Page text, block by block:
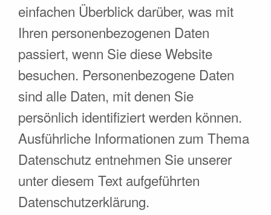
einfachen Überblick darüber, was mit
Ihren personenbezogenen Daten
passiert, wenn Sie diese Website
besuchen. Personenbezogene Daten
sind alle Daten, mit denen Sie
persönlich identifiziert werden können.
Ausführliche Informationen zum Thema
Datenschutz entnehmen Sie unserer
unter diesem Text aufgeführten
Datenschutzerklärung.